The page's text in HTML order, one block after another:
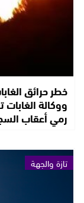
خطر حرائق
ووكالة
رمي أعقاب
تازة والجهة